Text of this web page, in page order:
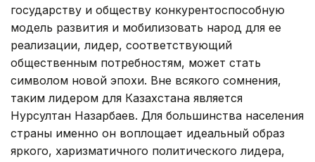
государству и обществу конкурентоспособную
модель развития и мобилизовать народ для ее
реализации, лидер, соответствующий
общественным потребностям, может стать
символом новой эпохи. Вне всякого сомнения,
таким лидером для Казахстана является
Нурсултан Назарбаев. Для большинства населения
страны именно он воплощает идеальный образ
яркого, харизматичного политического лидера,